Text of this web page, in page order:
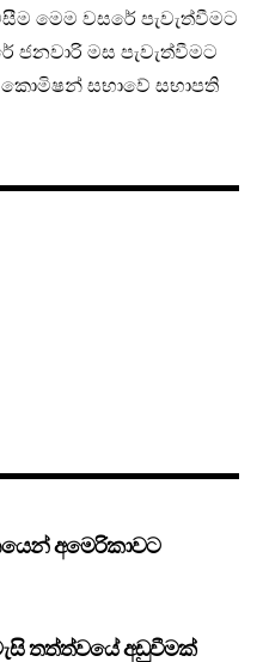
මෙම වසරේ පැවැත්වීමට
මස පැවැත්වීමට
සභාවේ සභාපති
අමෙරිකාවට
තත්ත්වයේ අඩුවීමක්